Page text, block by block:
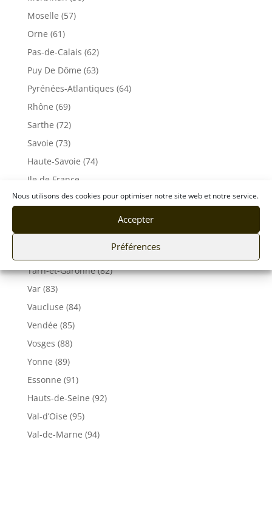
Nous utilisons des cookies pour optimiser notre site web et notre service.
Accepter
Préférences
Moselle (57)
Orne (61)
Pas-de-Calais (62)
Puy De Dôme (63)
Pyrénées-Atlantiques (64)
Rhône (69)
Sarthe (72)
Savoie (73)
Haute-Savoie (74)
Ile de France
Seine-Maritime (76)
Somme (80)
Tarn-et-Garonne (82)
Var (83)
Vaucluse (84)
Vendée (85)
Vosges (88)
Yonne (89)
Essonne (91)
Hauts-de-Seine (92)
Val-d’Oise (95)
Val-de-Marne (94)